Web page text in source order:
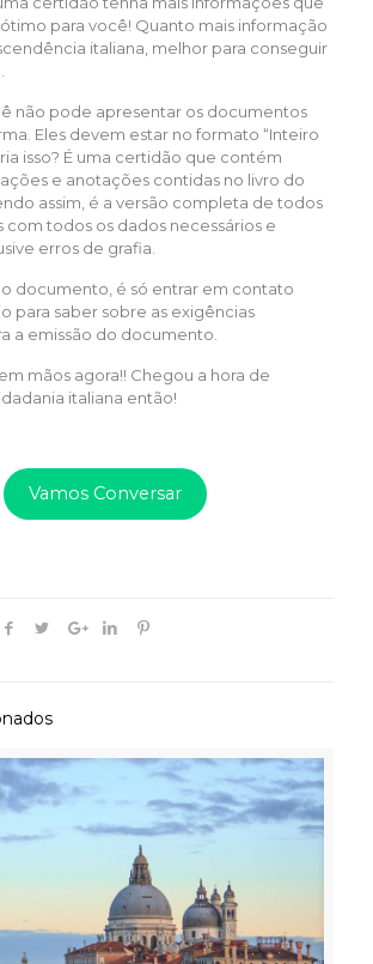
ótimo para você! Quanto mais informação
italiana, melhor para conseguir
não pode apresentar os documentos
Eles devem estar no formato “Inteiro
isso? É uma certidão que contém
e anotações contidas no livro do
assim, é a versão completa de todos
com todos os dados necessários e
erros de grafia.
o documento, é só entrar em contato
para saber sobre as exigências
a emissão do documento.
mãos agora!! Chegou a hora de
italiana então!
Vamos Conversar